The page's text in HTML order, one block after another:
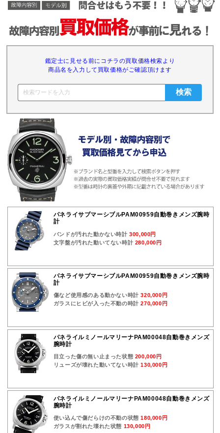
鑑定士に見せる前にコチラの買取価格検索より
商品名を入力して買取価格がご確認頂けます
パネライサブマーシブルPAM00959自動巻きメンズ腕時
計
バンドが汚れた動かない時計300,000円
文字盤が汚れた動いてない時計 280,000円
パネライサブマーシブルPAM00959自動巻きメンズ腕時
計
傷など使用感のある動かない時計320,000円
ガラスにヒビが入った不動の時計270,000円
パネライルミノールマリーナPAM00048自動巻きメンズ
腕時計
目立った傷の無い止まった状態 200,000円
リューズが壊れた動いてない時計130,000円
パネライルミノールマリーナPAM00048自動巻きメンズ
腕時計
使い込んで傷だらけの不動の状態180,000円
ガラスが割れた壊れた状態 130,000円